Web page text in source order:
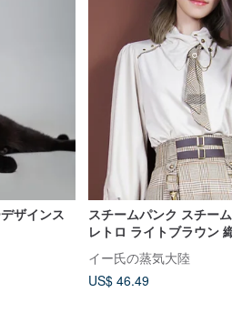
ザインス
スチームパンク スチー
レトロ ライトブラウン
柄 ナロータイ ネックア
イー氏の蒸気大陸
US$ 46.49